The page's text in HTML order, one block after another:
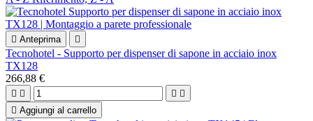
 Anteprima 
Tecnohotel - Supporto per dispenser di sapone in acciaio inox
TX128
266,88 €
   
 Aggiungi al carrello